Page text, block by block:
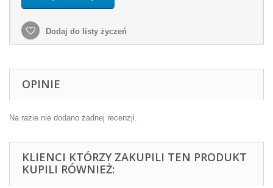
Dodaj do listy życzeń
OPINIE
Na razie nie dodano żadnej recenzji.
KLIENCI KTÓRZY ZAKUPILI TEN PRODUKT
KUPILI RÓWNIEŻ: